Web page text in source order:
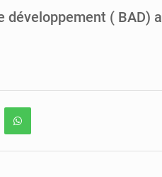
développement ( BAD) a